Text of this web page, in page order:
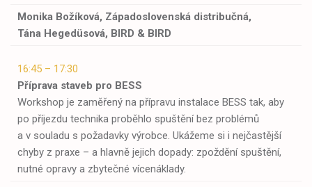
Monika Božíková, Západoslovenská distribučná,
Tána Hegedüsová, BIRD & BIRD
16:45 – 17:30
Příprava staveb pro BESS
Workshop je zaměřený na přípravu instalace BESS tak, aby
po příjezdu technika proběhlo spuštění bez problémů
a v souladu s požadavky výrobce. Ukážeme si i nejčastější
chyby z praxe – a hlavně jejich dopady: zpoždění spuštění,
nutné opravy a zbytečné vícenáklady.